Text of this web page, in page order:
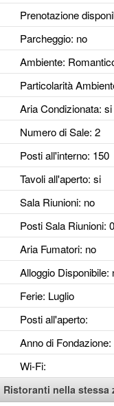
Prenotazione
Parcheggio: no
Ambiente:
Particolarità
Aria Condizionata: si
Numero di Sale: 2
Posti all'interno: 150
Tavoli all'aperto: si
Sala Riunioni: no
Posti Sala Riunioni: 0
Aria Fumatori: no
Alloggio Disponibile:
Ferie: Luglio
Posti all'aperto:
Anno di Fondazione:
Wi-Fi:
Ristoranti nella stessa